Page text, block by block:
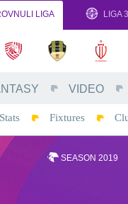
LIGA LIGA
VIDEO
Stats Fixtures
SEASON 2019